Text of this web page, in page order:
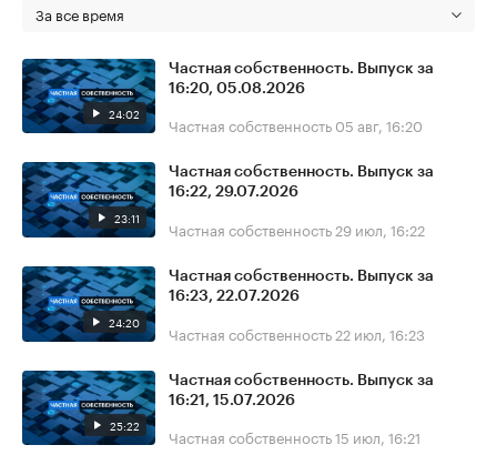
За все время
24:02
Частная собственность. Выпуск за
16:20, 05.08.2026
Частная собственность 05 авг, 16:20
23:11
Частная собственность. Выпуск за
16:22, 29.07.2026
Частная собственность 29 июл, 16:22
24:20
Частная собственность. Выпуск за
16:23, 22.07.2026
Частная собственность 22 июл, 16:23
25:22
Частная собственность. Выпуск за
16:21, 15.07.2026
Частная собственность15 июл, 16:21